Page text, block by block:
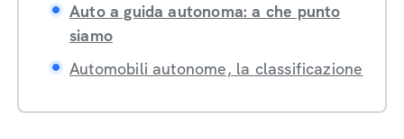
Auto a guida autonoma: a che punto
siamo
Automobili autonome, la classificazione